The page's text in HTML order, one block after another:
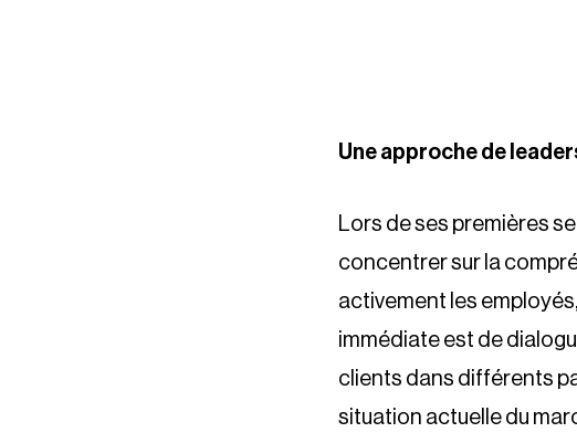
Une approche de
Lors de ses premières
concentrer sur la
activement les
immédiate est de
clients dans différents
situation actuelle du